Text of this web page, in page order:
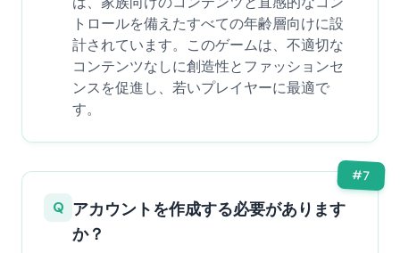
トロールを備えたすべての年齢層向けに設
計されています。このゲームは、不適切な
コンテンツなしに創造性とファッションセ
ンスを促進し、若いプレイヤーに最適で
す。
#7
Q アカウントを作成する必要があります
か？